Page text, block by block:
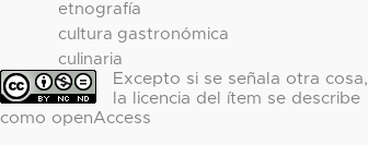
etnografía
cultura gastronómica
culinaria
Excepto si se señala otra cosa,
la licencia del ítem se describe
como openAccess